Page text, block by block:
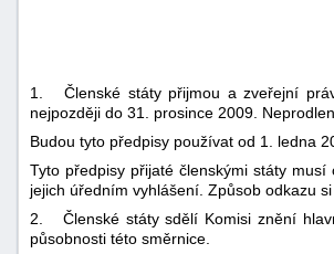
1. Členské státy přijmou a zveřejní
nejpozději do 31. prosince 2009.
Budou tyto předpisy používat od 1. ledna
Tyto předpisy přijaté členskými státy
jejich úředním vyhlášení. Způsob odkazu
2. Členské státy sdělí Komisi znění
působnosti této směrnice.